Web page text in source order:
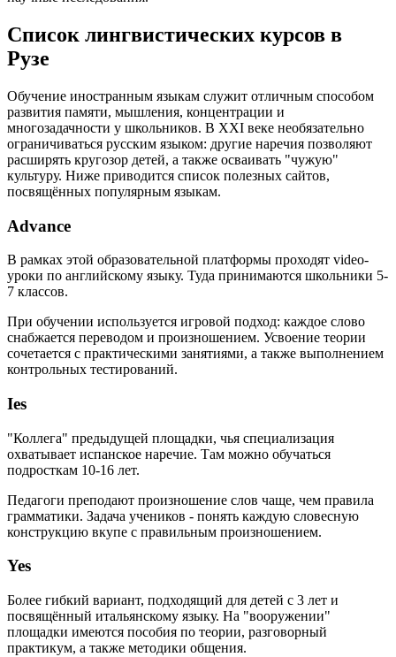
Список лингвистических курсов в
Рузе
Обучение иностранным языкам служит отличным способом
развития памяти, мышления, концентрации и
многозадачности у школьников. В XXI веке необязательно
ограничиваться русским языком: другие наречия позволяют
расширять кругозор детей, а также осваивать "чужую"
культуру. Ниже приводится список полезных сайтов,
посвящённых популярным языкам.
Advance
В рамках этой образовательной платформы проходят video-
уроки по английскому языку. Туда принимаются школьники 5-
7 классов.
При обучении используется игровой подход: каждое слово
снабжается переводом и произношением. Усвоение теории
сочетается с практическими занятиями, а также выполнением
контрольных тестирований.
Ies
"Коллега" предыдущей площадки, чья специализация
охватывает испанское наречие. Там можно обучаться
подросткам 10-16 лет.
Педагоги преподают произношение слов чаще, чем правила
грамматики. Задача учеников - понять каждую словесную
конструкцию вкупе с правильным произношением.
Yes
Более гибкий вариант, подходящий для детей с 3 лет и
посвящённый итальянскому языку. На "вооружении"
площадки имеются пособия по теории, разговорный
практикум, а также методики общения.